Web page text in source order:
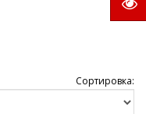
Сортировка: